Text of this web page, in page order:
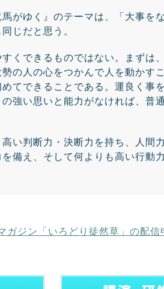
がゆく』のテーマは、「大事を
じだと思う。
くできるものではない。まずは
の人の心をつかんで人を動かす
てできることである。運良く事
強い思いと能力がなければ、普
い判断力・決断力を持ち、人間
備え、そして何よりも高い行動
ガジン「いろどり徒然草」の配信